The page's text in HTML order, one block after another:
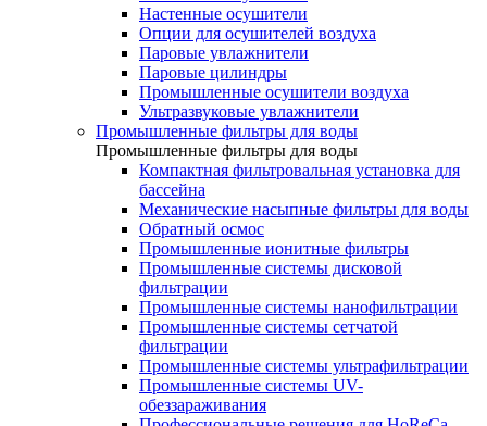
Настенные осушители
Опции для осушителей воздуха
Паровые увлажнители
Паровые цилиндры
Промышленные осушители воздуха
Ультразвуковые увлажнители
Промышленные фильтры для воды
Промышленные фильтры для воды
Компактная фильтровальная установка для
бассейна
Механические насыпные фильтры для воды
Обратный осмос
Промышленные ионитные фильтры
Промышленные системы дисковой
фильтрации
Промышленные системы нанофильтрации
Промышленные системы сетчатой
фильтрации
Промышленные системы ультрафильтрации
Промышленные системы UV-
обеззараживания